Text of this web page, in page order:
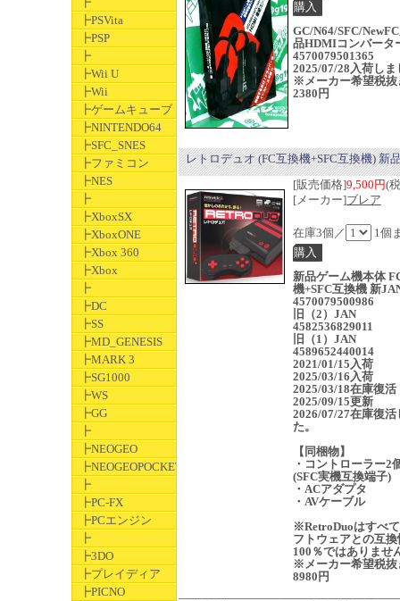
┣PSVita
┣PSP
┣
┣Wii U
┣Wii
┣ゲームキューブ
┣NINTENDO64
┣SFC_SNES
┣ファミコン
┣NES
┣
┣XboxSX
┣XboxONE
┣Xbox 360
┣Xbox
┣
┣DC
┣SS
┣MD_GENESIS
┣MARK 3
┣SG1000
┣WS
┣GG
┣
┣NEOGEO
┣NEOGEOPOCKET
┣
┣PC-FX
┣PCエンジン
┣
┣3DO
┣プレイディア
┣PICNO
GC/N64/SFC/
品HDMIコンバータ
4570079501365
2025/07/28入荷しま
※メーカー希望税抜
2380円
レトロデュオ (FC互換機+SFC互換機) 新
[販売価格]9,500円(
[メーカー]ブレア
在庫3個／ 1個
新品ゲーム機本体
機+SFC互換機 新
4570079500986
旧（2）JAN
4582536829011
旧（1）JAN
4589652440014
2021/01/15入荷
2025/03/16入荷
2025/03/18在庫復活
2025/09/15更新
2026/07/27在庫復活
た。
【同梱物】
・コントローラー
(SFC実機互換端子)
・ACアダプタ
・AVケーブル
※RetroDuoはすべ
フトウェアとの互換
100％ではありませ
※メーカー希望税抜
8980円